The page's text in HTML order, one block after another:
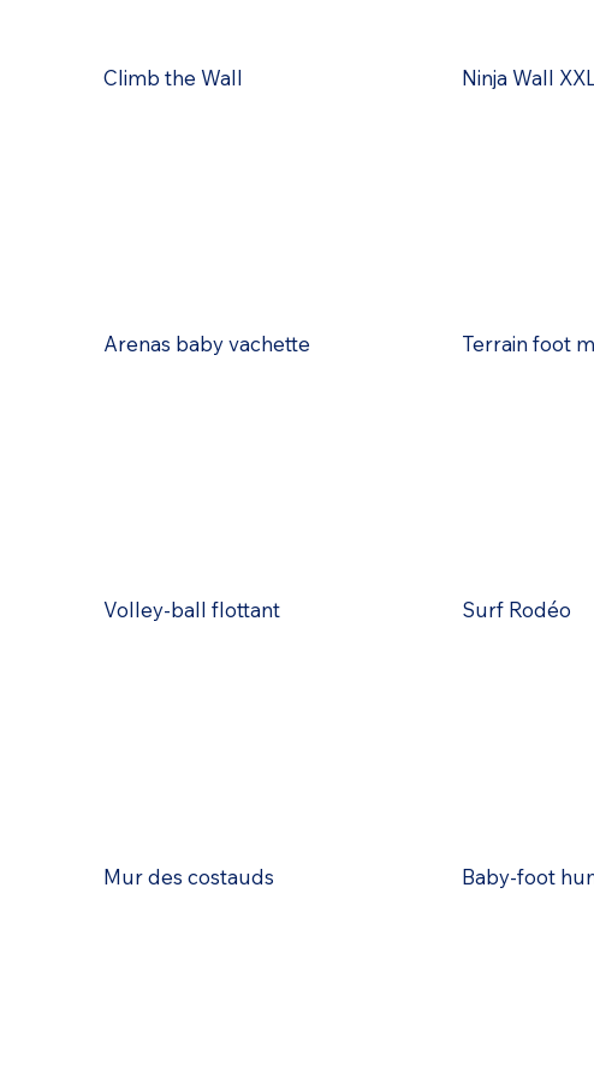
Climb the Wall Ninja Wall
Arenas baby vachette Terrain foot
Volley-ball flottant Surf Rodéo
Mur des costauds Baby-foot